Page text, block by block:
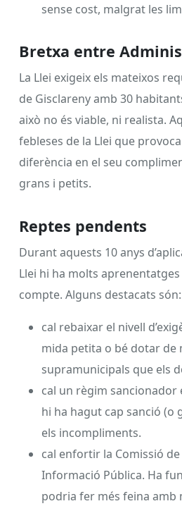
sense cost, malgrat les
Bretxa entre
La Llei exigeix els mateixos
de Gisclareny amb 30
això no és viable, ni realista.
febleses de la Llei que
diferència en el seu
grans i petits.
Reptes pendents
Durant aquests 10 anys
Llei hi ha molts
compte. Alguns destacats són:
cal rebaixar el nivell
mida petita o bé dotar de
supramunicipals que els
cal un règim sancionador
hi ha hagut cap sanció (o
els incompliments.
cal enfortir la Comissió
Informació Pública. Ha
podria fer més feina amb